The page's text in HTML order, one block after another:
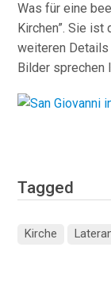
Was für eine
Kirchen”. Sie
weiteren
Bilder sprechen
Tagged
Kirche